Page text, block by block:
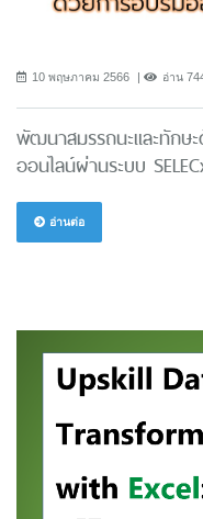
10 พฤษภาคม 2566 อ่าน
พัฒนาสมรรถนะและทักษ
ออนไลน์ผ่านระบบ
อ่านต่อ